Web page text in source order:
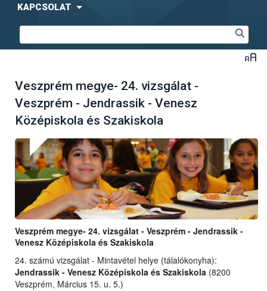
KAPCSOLAT
Veszprém megye- 24. vizsgálat -
Veszprém - Jendrassik - Venesz
Középiskola és Szakiskola
Veszprém megye- 24. vizsgálat - Veszprém - Jendrassik -
Venesz Középiskola és Szakiskola
24. számú vizsgálat - Mintavétel helye (tálalókonyha):
Jendrassik - Venesz Középiskola és Szakiskola (8200
Veszprém, Március 15. u. 5.)